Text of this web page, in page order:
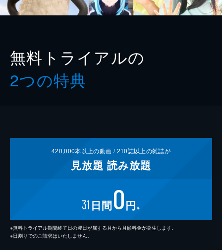
無料トライアルの
2つの特典
420,000本以上の動画 /210誌以上の雑誌が
見放題 読み放題
31 日間0円 ※
※無料トライアル期間終了日の翌日が属する月から月額料金が発生します。
※日割りでのご請求はいたしません。